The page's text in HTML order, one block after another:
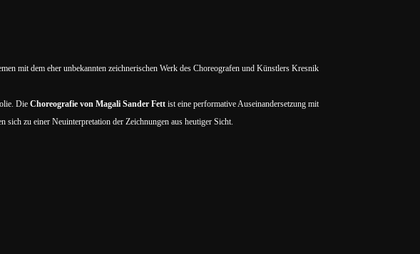
mit dem eher unbekannten zeichnerischen Werk des Choreografen und Künstlers Kresnik
Die Choreografie von Magali Sander Fett ist eine performative Auseinandersetzung mit
zu einer Neuinterpretation der Zeichnungen aus heutiger Sicht.